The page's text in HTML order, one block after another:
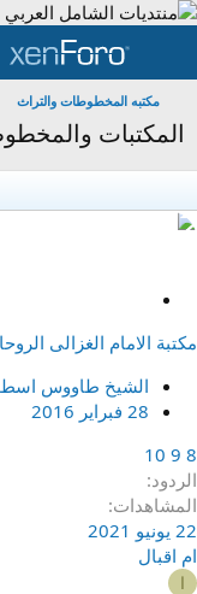
مكتبه المخطوطات والتراث
المكتبات
ب
ت
مكتبة الامام الغزالى
الشيخ طاووس
28 فبراير 2016
8
9
10
الردود
المشاهدات
22 يونيو 2021
ام اقبال
ا